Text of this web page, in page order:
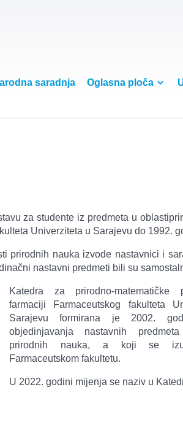
saradnja Oglasna ploča
za studente iz predmeta u
Univerziteta u Sarajevu do 1992.
prirodnih nauka izvode nastavnici i
nastavni predmeti bili su
Katedra za prirodno-matematičke
farmaciji Farmaceutskog fakulteta
Sarajevu formirana je 2002.
objedinjavanja nastavnih
prirodnih nauka, a koji se
Farmaceutskom fakultetu.
U 2022. godini mijenja se naziv u